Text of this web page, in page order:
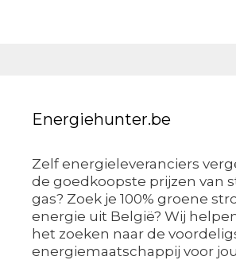
Energiehunter.be
Zelf energieleveranciers
de goedkoopste prijzen van
gas? Zoek je 100% groene
energie uit België? Wij
het zoeken naar de
energiemaatschappij voor